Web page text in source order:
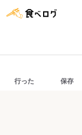
行った 保存